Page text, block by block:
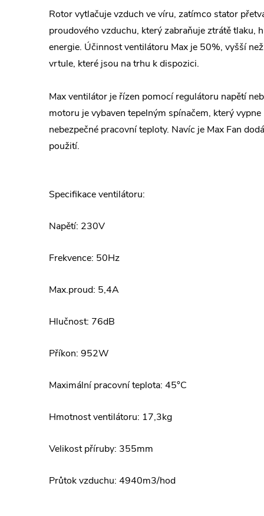
Rotor vytlačuje vzduch ve víru, zatímco stator
proudového vzduchu, který zabraňuje ztrátě tlaku,
energie. Účinnost ventilátoru Max je 50%, vyšší
vrtule, které jsou na trhu k dispozici.
Max ventilátor je řízen pomocí regulátoru napětí
motoru je vybaven tepelným spínačem, který
nebezpečné pracovní teploty. Navíc je Max Fan
použití.
Specifikace ventilátoru:
Napětí: 230V
Frekvence: 50Hz
Max.proud: 5,4A
Hlučnost: 76dB
Příkon: 952W
Maximální pracovní teplota: 45°C
Hmotnost ventilátoru: 17,3kg
Velikost příruby: 355mm
Průtok vzduchu: 4940m3/hod